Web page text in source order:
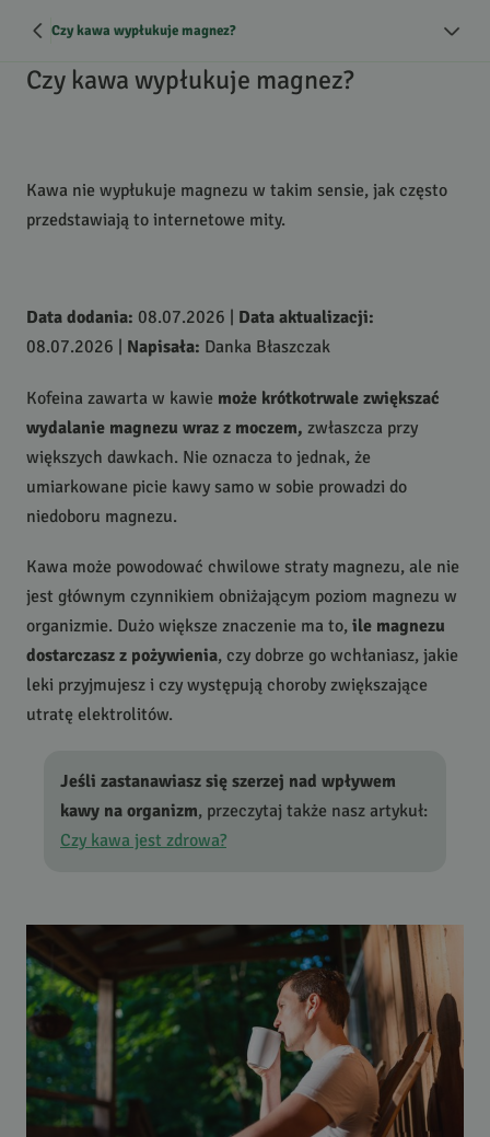
Czy kawa wypłukuje magnez?
Czy kawa wypłukuje magnez?
Kawa nie wypłukuje magnezu w takim sensie, jak często
przedstawiają to internetowe mity.
Data dodania: 08.07.2026
Data aktualizacji:
08.07.2026
Napisała: Danka Błaszczak
Kofeina zawarta w kawie może krótkotrwale zwiększać
wydalanie magnezu wraz z moczem, zwłaszcza przy
większych dawkach. Nie oznacza to jednak, że
umiarkowane picie kawy samo w sobie prowadzi do
niedoboru magnezu.
Kawa może powodować chwilowe straty magnezu, ale nie
jest głównym czynnikiem obniżającym poziom magnezu w
organizmie. Dużo większe znaczenie ma to, ile magnezu
dostarczasz z pożywienia, czy dobrze go wchłaniasz, jakie
leki przyjmujesz i czy występują choroby zwiększające
utratę elektrolitów.
Jeśli zastanawiasz się szerzej nad wpływem
kawy na organizm, przeczytaj także nasz artykuł:
Czy kawa jest zdrowa?